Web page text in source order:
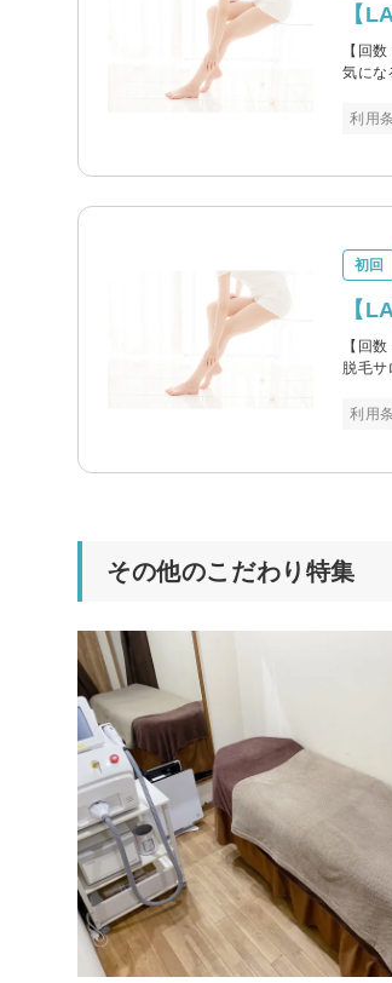
【
【回
気に
利用
初回
【
【回
脱毛
利用
その他のこだわり特集